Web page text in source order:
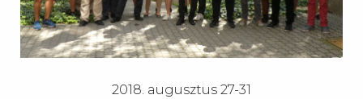
2018. augusztus 27-31